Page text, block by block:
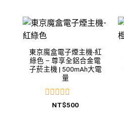
滿
分
5
東京魔盒電子煙主機-紅
綠色 – 尊享全鋁合金電
子菸主機 | 500mAh大電
量
評NT$500